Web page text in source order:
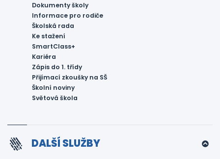
Dokumenty školy
Informace pro rodiče
Školská rada
Ke stažení
SmartClass+
Kariéra
Zápis do 1. třídy
Přijímací zkoušky na SŠ
Školní noviny
Světová škola
DALŠÍ SLUŽBY